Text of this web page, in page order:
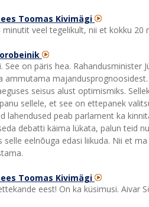
Toomas Kivimägi
minutit veel tegelikult, nii et kokku
See on päris hea.
ammutama
seisus alust optimismiks.
sellele, et see on ettepanek
lahendused peab parlament ka
debatti käima lükata, palun teid
selle eelnõuga edasi liikuda. Nii et
Toomas Kivimägi
eest! On ka küsimusi. Aivar